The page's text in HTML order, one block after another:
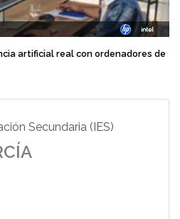
artificial real con ordenadores de
Secundaria (IES)